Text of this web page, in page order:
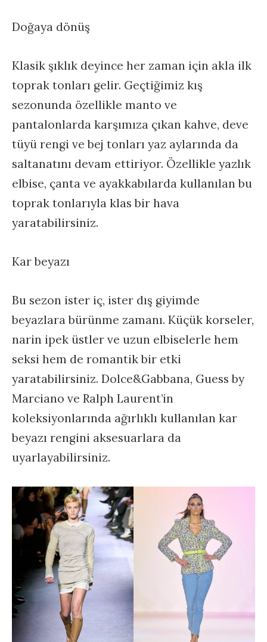
Doğaya dönüş
Klasik şıklık deyince her zaman için akla ilk
toprak tonları gelir. Geçtiğimiz kış
sezonunda özellikle manto ve
pantalonlarda karşımıza çıkan kahve, deve
tüyü rengi ve bej tonları yaz aylarında da
saltanatını devam ettiriyor. Özellikle yazlık
elbise, çanta ve ayakkabılarda kullanılan bu
toprak tonlarıyla klas bir hava
yaratabilirsiniz.
Kar beyazı
Bu sezon ister iç, ister dış giyimde
beyazlara bürünme zamanı. Küçük korseler,
narin ipek üstler ve uzun elbiselerle hem
seksi hem de romantik bir etki
yaratabilirsiniz. Dolce&Gabbana, Guess by
Marciano ve Ralph Laurent’in
koleksiyonlarında ağırlıklı kullanılan kar
beyazı rengini aksesuarlara da
uyarlayabilirsiniz.